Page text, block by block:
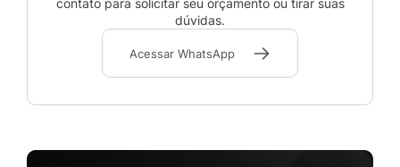
dúvidas.
Acessar WhatsApp